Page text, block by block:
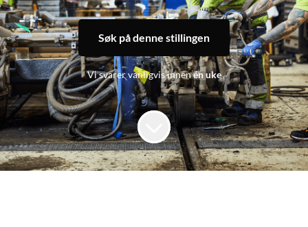
Søk på denne stillingen
Vi svarer vanligvis innenén uke